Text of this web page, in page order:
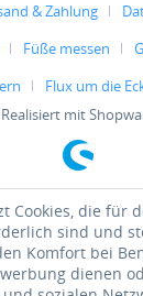
& Zahlung
Füße messen
Flux um die
Realisiert mit
Cookies, die für
sind und
Komfort bei
dienen